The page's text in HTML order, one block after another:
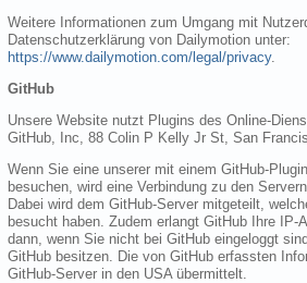
Weitere Informationen zum Umgang mit
Datenschutzerklärung von Dailymotion unter:
https://www.dailymotion.com/legal/privacy.
GitHub
Unsere Website nutzt Plugins des Online-
GitHub, Inc, 88 Colin P Kelly Jr St, San
Wenn Sie eine unserer mit einem GitHub-
besuchen, wird eine Verbindung zu den
Dabei wird dem GitHub-Server mitgeteilt,
besucht haben. Zudem erlangt GitHub Ihre IP-
dann, wenn Sie nicht bei GitHub eingeloggt
GitHub besitzen. Die von GitHub erfassten
GitHub-Server in den USA übermittelt.